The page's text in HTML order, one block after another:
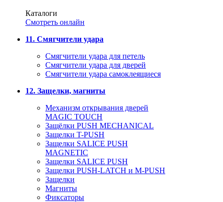
Каталоги
Смотреть онлайн
11. Смягчители удара
Смягчители удара для петель
Смягчители удара для дверей
Cмягчители удара самоклеящиеся
12. Защелки, магниты
Механизм открывания дверей
MAGIC TOUCH
Защёлки PUSH MECHANICAL
Защелки T-PUSH
Защелки SALICE PUSH
MAGNETIC
Защелки SALICE PUSH
Защелки PUSH-LATCH и M-PUSH
Защелки
Магниты
Фиксаторы